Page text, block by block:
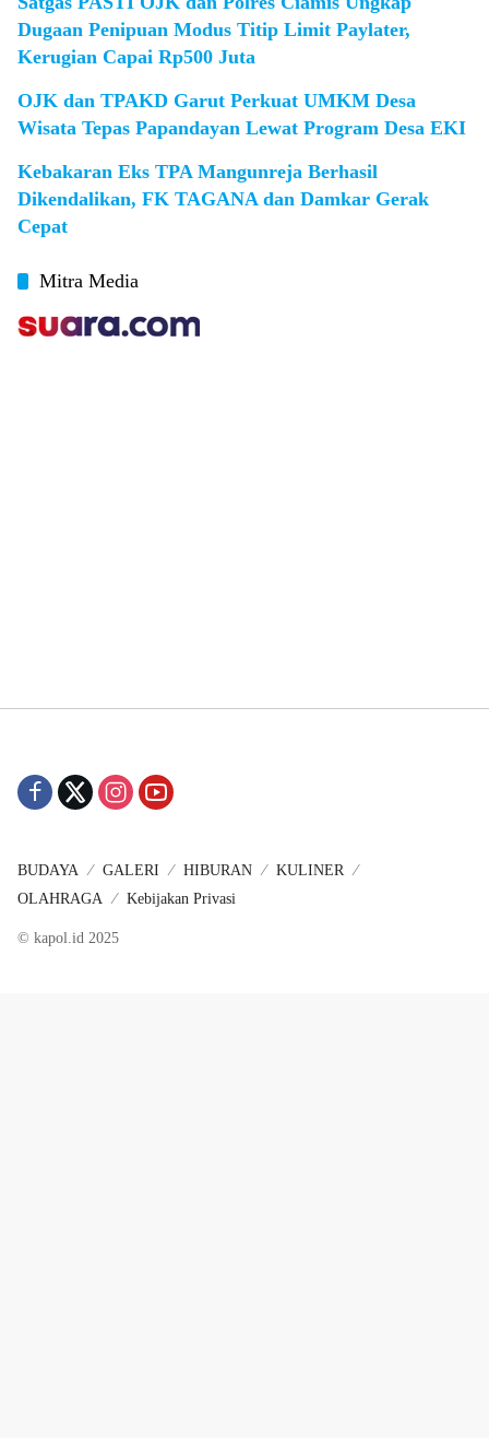
Dugaan Penipuan Modus Titip Limit Paylater,
Kerugian Capai Rp500 Juta
OJK dan TPAKD Garut Perkuat UMKM Desa
Wisata Tepas Papandayan Lewat Program Desa EKI
Kebakaran Eks TPA Mangunreja Berhasil
Dikendalikan, FK TAGANA dan Damkar Gerak
Cepat
Mitra Media
BUDAYA GALERI HIBURAN
KULINER
OLAHRAGA
Kebijakan Privasi
© kapol.id 2025